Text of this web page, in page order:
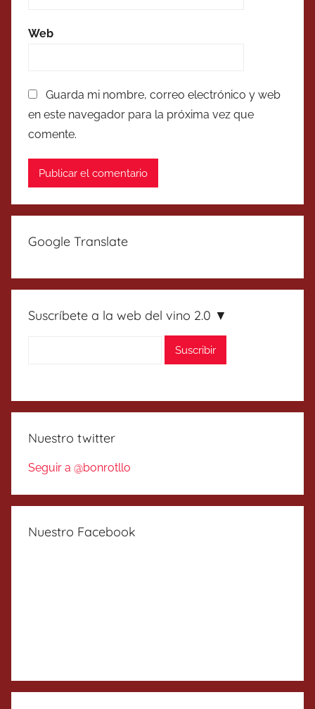
Web
Guarda mi nombre, correo electrónico y web
en este navegador para la próxima vez que
comente.
Google Translate
Suscríbete a la web del vino 2.0 ▼
Nuestro twitter
Seguir a @bonrotllo
Nuestro Facebook